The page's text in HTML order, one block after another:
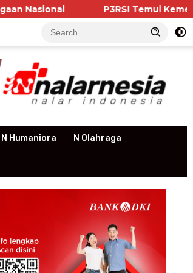
P3RSI Temui Kementerian PKP,
N Humaniora N Olahraga